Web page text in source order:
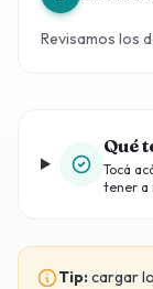
Revisamos los
Qué
Tocá
tener a
Tip:cargar